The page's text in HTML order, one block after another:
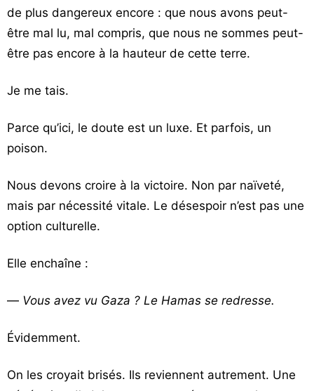
de plus dangereux encore : que nous avons peut-
être mal lu, mal compris, que nous ne sommes peut-
être pas encore à la hauteur de cette terre.
Je me tais.
Parce qu’ici, le doute est un luxe. Et parfois, un
poison.
Nous devons croire à la victoire. Non par naïveté,
mais par nécessité vitale. Le désespoir n’est pas une
option culturelle.
Elle enchaîne :
— Vous avez vu Gaza ? Le Hamas se redresse.
Évidemment.
On les croyait brisés. Ils reviennent autrement. Une